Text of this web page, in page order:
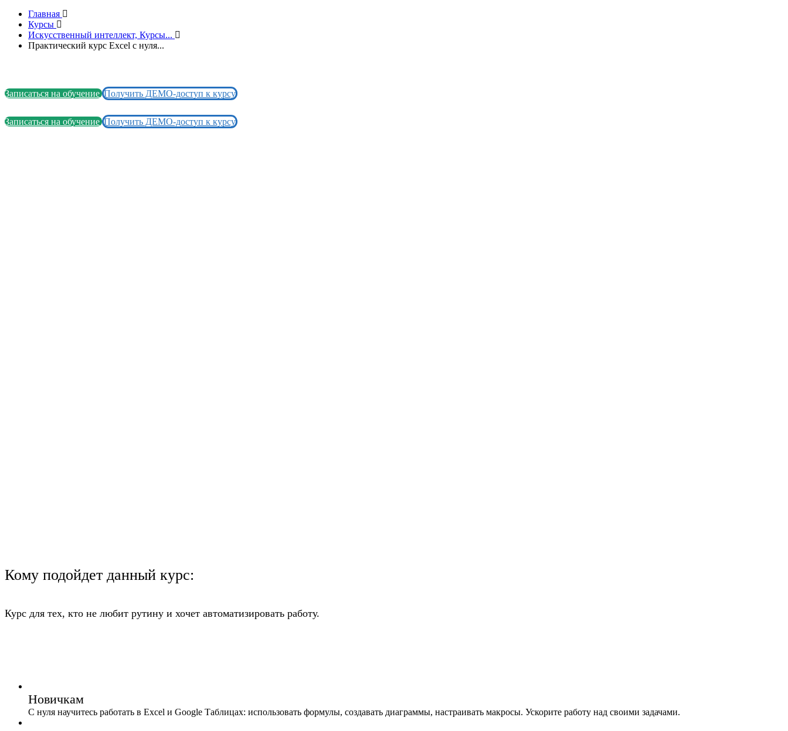
Главная
Курсы
Искусственный интеллект, Курсы...
Практический курс Excel с нуля...
Записаться на обучение Получить ДЕМО-доступ к курсу
Записаться на обучение Получить ДЕМО-доступ к курсу
Кому подойдет данный курс:
Курс для тех, кто не любит рутину и хочет автоматизировать работу.
Новичкам
С нуля научитесь работать в Excel и Google Таблицах: использовать формулы, создавать диаграммы, настраивать макросы. Ускорите работу над своими задачами.